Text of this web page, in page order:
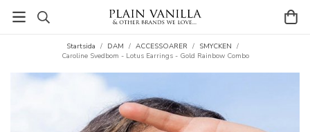
Startsida / DAM / ACCESSOARER / SMYCKEN /
Caroline Svedbom - Lotus Earrings - Gold Rainbow Combo